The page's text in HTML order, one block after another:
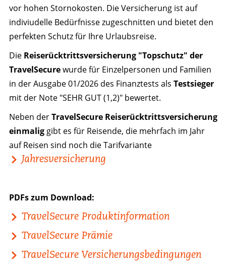
vor hohen Stornokosten. Die Versicherung ist auf
indiviudelle Bedürfnisse zugeschnitten und bietet den
perfekten Schutz für Ihre Urlaubsreise.
Die Reiserücktrittsversicherung "Topschutz" der
TravelSecurewurde für Einzelpersonen und Familien
in der Ausgabe 01/2026 des Finanztests als Testsieger
mit der Note "SEHR GUT (1,2)" bewertet.
Neben derTravelSecure Reiserücktrittsversicherung
einmaliggibt es für Reisende, die mehrfach im Jahr
auf Reisen sind noch die Tarifvariante
Jahresversicherung
PDFs zum Download:
TravelSecure Produktinformation
TravelSecure Prämie
TravelSecure Versicherungsbedingungen